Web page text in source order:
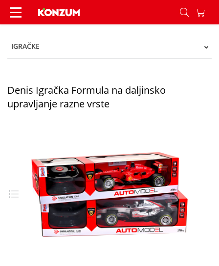
Denis Igračka Formula na daljinsko upravljanje
IGRAČKE
Denis Igračka Formula na daljinsko
upravljanje razne vrste